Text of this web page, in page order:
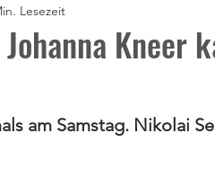
Kneer
Lesezeit
am Samstag. Nikolai